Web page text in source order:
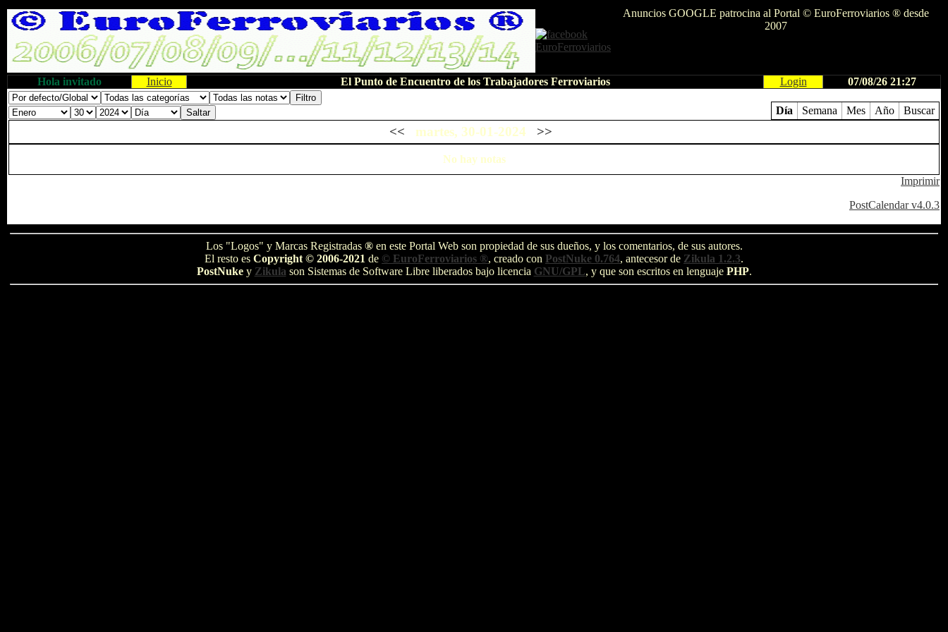
Anuncios GOOGLE patrocina al Portal © EuroFerroviarios ® desde
2007
Hola invitado Inicio El Punto de Encuentro de los Trabajadores Ferroviarios Login 07/08/26 21:27
Día Semana Mes Año Buscar
<< martes, 30-01-2024 >>
No hay notas
Imprimir
PostCalendar v4.0.3
Los "Logos" y Marcas Registradas ®en este Portal Web son propiedad de sus dueños, y los comentarios, de sus autores.
El resto es Copyright © 2006-2021 de © EuroFerroviarios ®, creado con PostNuke 0.764, antecesor de Zikula 1.2.3.
PostNukey Zikula son Sistemas de Software Libre liberados bajo licencia GNU/GPL, y que son escritos en lenguaje PHP.